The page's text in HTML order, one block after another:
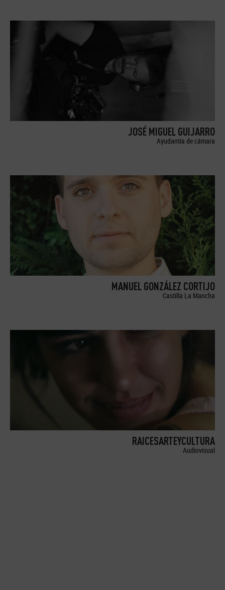
JOSÉ MIGUEL GUIJARRO
Ayudantía de cámara
MANUEL GONZÁLEZ CORTIJO
Castilla La Mancha
RAICESARTEYCULTURA
Audiovisual